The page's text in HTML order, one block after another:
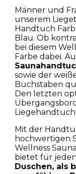
Männer und
unserem
Handtuch
Blau. Ob
bei diesem
Farbe dabei.
sowie der
Buchstaben
Den letzten
Mit der
hochwertigen
Wellness
bietet für
Duschen, als